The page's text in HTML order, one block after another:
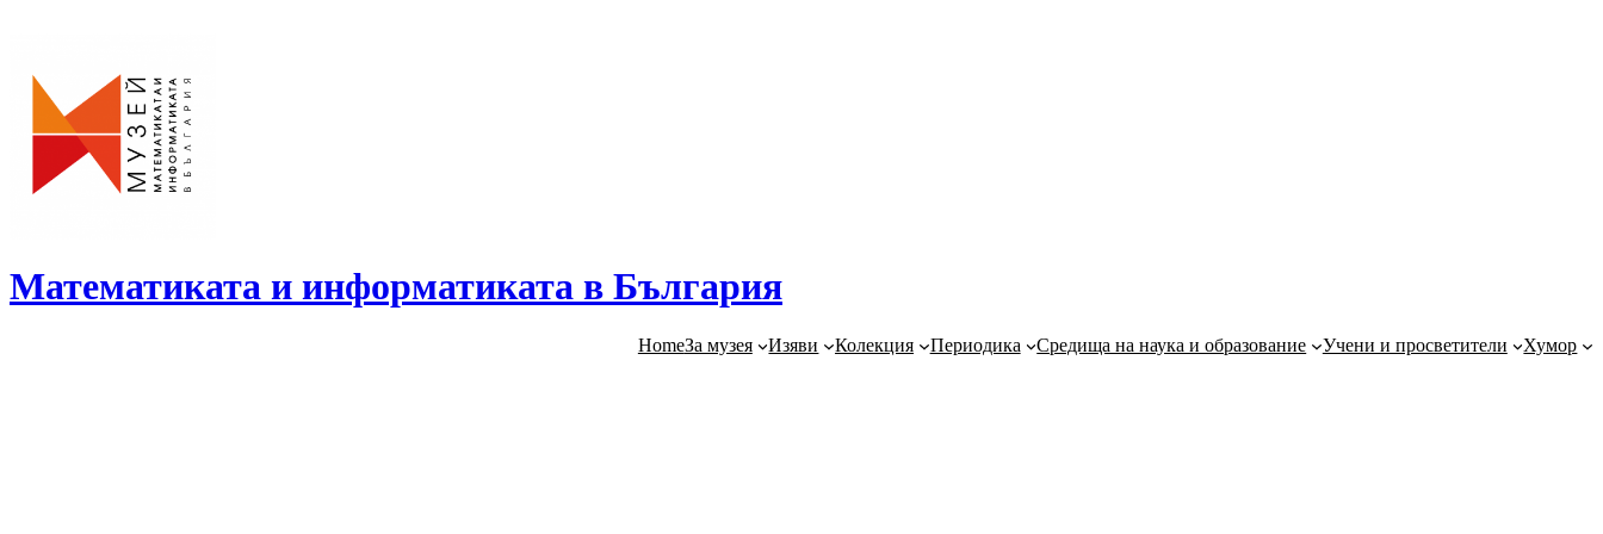
Математиката и информатиката в България
HomeЗа музея Изяви Колекция Периодика Средища на наука и образование Учени и просветители Хумор